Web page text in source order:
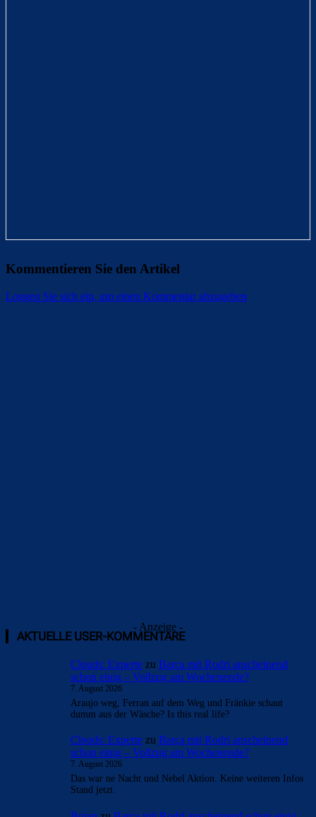
Kommentieren Sie den Artikel
Loggen Sie sich ein, um einen Kommentar abzugeben
- Anzeige -
AKTUELLE USER-KOMMENTARE
Clouds: Experte
Barça mit Rodri anscheinend
schon einig – Vollzug am Wochenende?
7. August 2026
Araujo weg, Ferran auf dem Weg und Fränkie schaut
dumm aus der Wäsche? Is this real life?
Clouds: Experte zu Barça mit Rodri anscheinend